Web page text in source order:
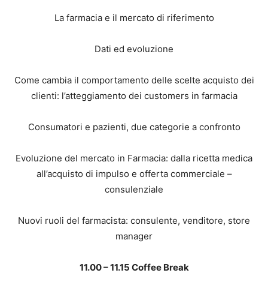
La farmacia e il mercato di riferimento
Dati ed evoluzione
Come cambia il comportamento delle scelte acquisto dei
clienti: l’atteggiamento dei customers in farmacia
Consumatori e pazienti, due categorie a confronto
Evoluzione del mercato in Farmacia: dalla ricetta medica
all’acquisto di impulso e offerta commerciale –
consulenziale
Nuovi ruoli del farmacista: consulente, venditore, store
manager
11.00 – 11.15 Coffee Break